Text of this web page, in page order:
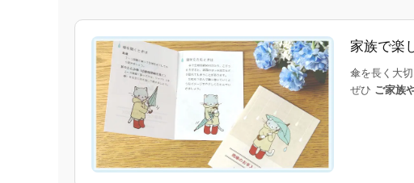
家族で楽
傘を長く大
ぜひ ご家族